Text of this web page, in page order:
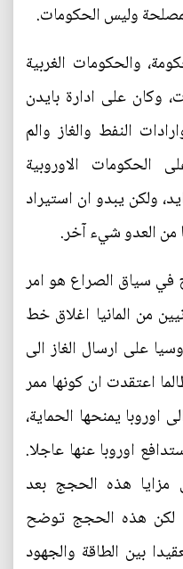
وليس الحكومات.
والحكومات الغربية
وكان على ادارة بايدن
النفط والغاز والم
الحكومات الاوروبية
ولكن يبدو ان استيراد
من العدو شيء آخر.
سياق الصراع هو امر
من المانيا اغلاق خط
على ارسال الغاز الى
اعتقدت ان كونها ممر
اوروبا يمنحها الحماية،
اوروبا عنها عاجلا.
مزايا هذه الحجج بعد
لكن هذه الحجج توضح
بين الطاقة والجهود